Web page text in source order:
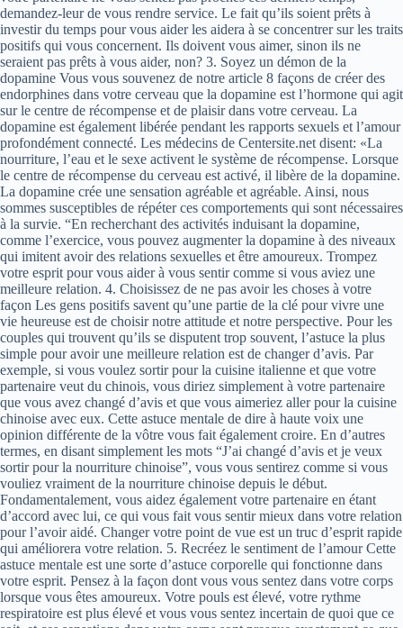
demandez-leur de vous rendre service. Le fait qu’ils soient prêts à
investir du temps pour vous aider les aidera à se concentrer sur les traits
positifs qui vous concernent. Ils doivent vous aimer, sinon ils ne
seraient pas prêts à vous aider, non? 3. Soyez un démon de la
dopamine Vous vous souvenez de notre article 8 façons de créer des
endorphines dans votre cerveau que la dopamine est l’hormone qui agit
sur le centre de récompense et de plaisir dans votre cerveau. La
dopamine est également libérée pendant les rapports sexuels et l’amour
profondément connecté. Les médecins de Centersite.net disent: «La
nourriture, l’eau et le sexe activent le système de récompense. Lorsque
le centre de récompense du cerveau est activé, il libère de la dopamine.
La dopamine crée une sensation agréable et agréable. Ainsi, nous
sommes susceptibles de répéter ces comportements qui sont nécessaires
à la survie. “En recherchant des activités induisant la dopamine,
comme l’exercice, vous pouvez augmenter la dopamine à des niveaux
qui imitent avoir des relations sexuelles et être amoureux. Trompez
votre esprit pour vous aider à vous sentir comme si vous aviez une
meilleure relation. 4. Choisissez de ne pas avoir les choses à votre
façon Les gens positifs savent qu’une partie de la clé pour vivre une
vie heureuse est de choisir notre attitude et notre perspective. Pour les
couples qui trouvent qu’ils se disputent trop souvent, l’astuce la plus
simple pour avoir une meilleure relation est de changer d’avis. Par
exemple, si vous voulez sortir pour la cuisine italienne et que votre
partenaire veut du chinois, vous diriez simplement à votre partenaire
que vous avez changé d’avis et que vous aimeriez aller pour la cuisine
chinoise avec eux. Cette astuce mentale de dire à haute voix une
opinion différente de la vôtre vous fait également croire. En d’autres
termes, en disant simplement les mots “J’ai changé d’avis et je veux
sortir pour la nourriture chinoise”, vous vous sentirez comme si vous
vouliez vraiment de la nourriture chinoise depuis le début.
Fondamentalement, vous aidez également votre partenaire en étant
d’accord avec lui, ce qui vous fait vous sentir mieux dans votre relation
pour l’avoir aidé. Changer votre point de vue est un truc d’esprit rapide
qui améliorera votre relation. 5. Recréez le sentiment de l’amour Cette
astuce mentale est une sorte d’astuce corporelle qui fonctionne dans
votre esprit. Pensez à la façon dont vous vous sentez dans votre corps
lorsque vous êtes amoureux. Votre pouls est élevé, votre rythme
respiratoire est plus élevé et vous vous sentez incertain de quoi que ce